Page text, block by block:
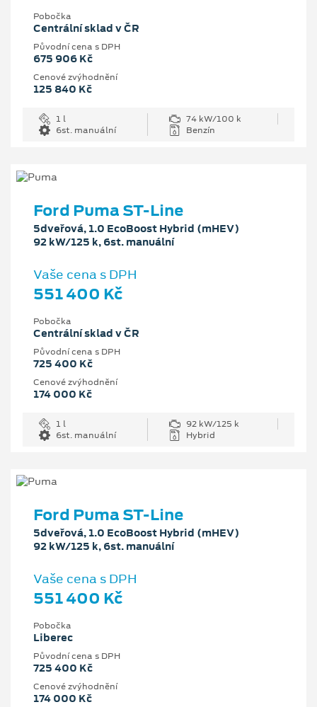
Pobočka
Centrální sklad v ČR
Původní cena s DPH
675 906 Kč
Cenové zvýhodnění
125 840 Kč
1 l
74 kW/100 k
6st. manuální
Benzín
Ford Puma ST-Line
5dveřová, 1.0 EcoBoost Hybrid (mHEV)
92 kW/125 k, 6st. manuální
Vaše cena s DPH
551 400 Kč
Pobočka
Centrální sklad v ČR
Původní cena s DPH
725 400 Kč
Cenové zvýhodnění
174 000 Kč
1 l
92 kW/125 k
6st. manuální
Hybrid
Ford Puma ST-Line
5dveřová, 1.0 EcoBoost Hybrid (mHEV)
92 kW/125 k, 6st. manuální
Vaše cena s DPH
551 400 Kč
Pobočka
Liberec
Původní cena s DPH
725 400 Kč
Cenové zvýhodnění
174 000 Kč